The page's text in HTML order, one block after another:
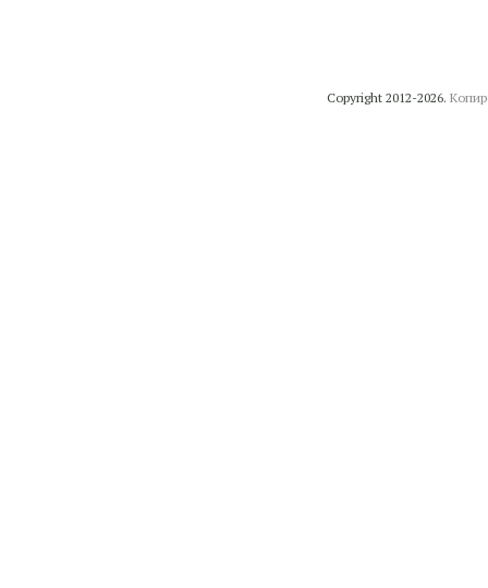
Copyright 2012-2026.